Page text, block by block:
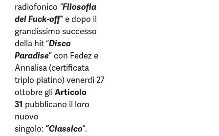
radiofonico “Filosofia
del Fuck-off”e dopo il
grandissimo successo
della hit “Disco
Paradise” con Fedez e
Annalisa (certificata
triplo platino) venerdì 27
ottobre gliArticolo
31 pubblicano il loro
nuovo
singolo: “Classico”.